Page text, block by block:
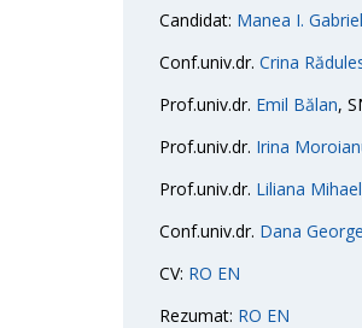
Candidat: Manea I.
Conf.univ.dr. Crina
Prof.univ.dr. Emil Bălan,
Prof.univ.dr. Irina
Prof.univ.dr. Liliana
Conf.univ.dr. Dana
CV: RO EN
Rezumat: RO EN